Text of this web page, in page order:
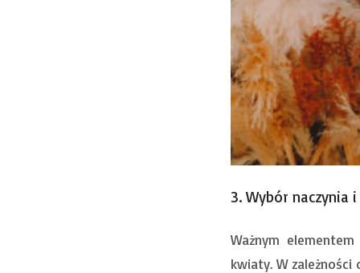
3. Wybór naczynia
Ważnym
kwiaty. W zależności